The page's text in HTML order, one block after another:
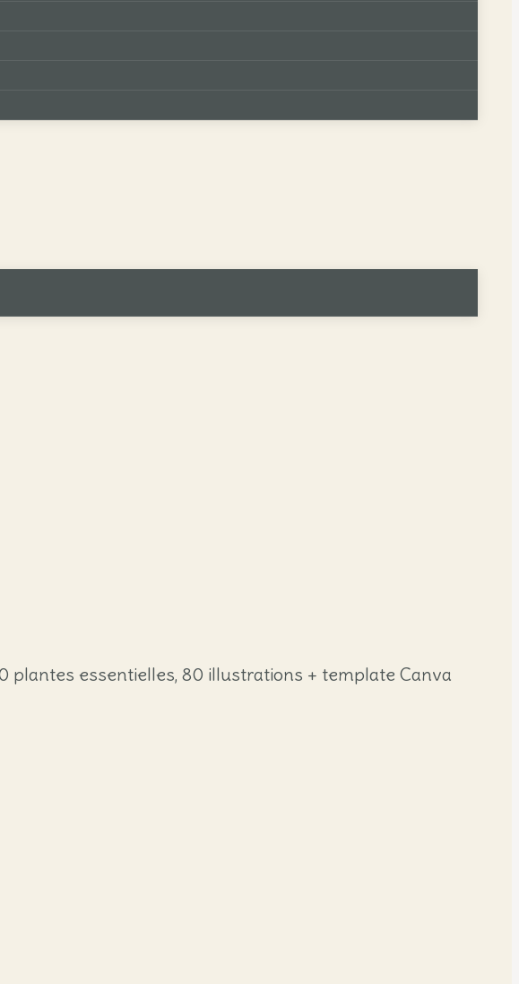
essentielles, 80 illustrations + template Canva